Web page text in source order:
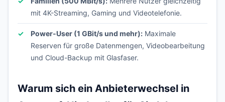
mit 4K-Streaming, Gaming und Videotelefonie.
Power-User (1 GBit/s und mehr): Maximale
Reserven für große Datenmengen, Videobearbeitung
und Cloud-Backup mit Glasfaser.
Warum sich ein Anbieterwechsel in